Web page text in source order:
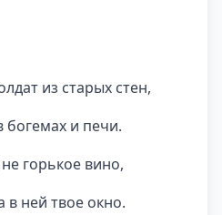
из старых стен,
и печи.
горькое вино,
в ней твое окно.